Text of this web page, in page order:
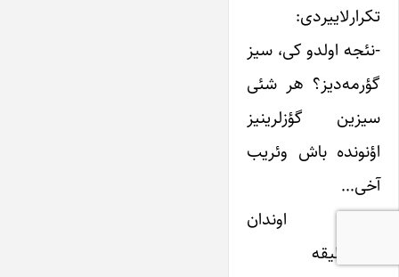
تکرارلاییردی:
-نئجه اولدو کی، سیز
گؤرمه‌دیز؟ هر شئی
سیزین گؤزلرینیز
اؤنونده باش وئریب
آخی…
پولیس اوندان
مستنطیقه